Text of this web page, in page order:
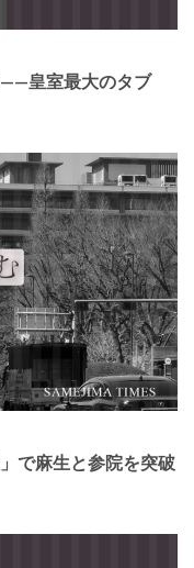
皇室最大のタブ
で麻生と参院を突破